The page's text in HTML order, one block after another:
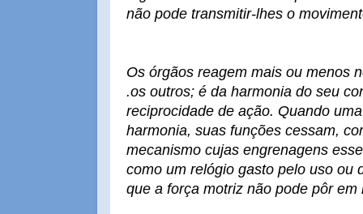
não pode transmitir-lhes o
Os órgãos reagem mais ou menos
.os outros; é da harmonia do seu
reciprocidade de ação. Quando
harmonia, suas funções cessam,
mecanismo cujas engrenagens
como um relógio gasto pelo uso ou
que a força motriz não pode pôr em